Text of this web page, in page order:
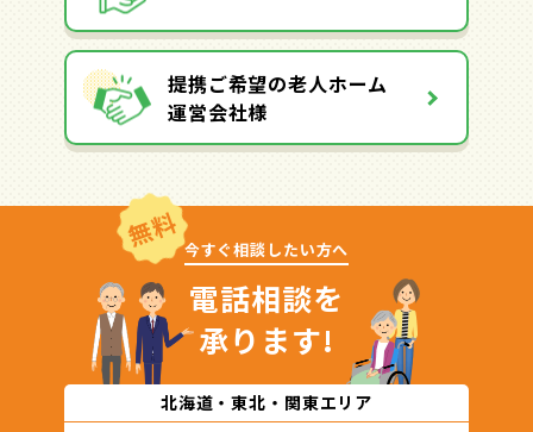
提携ご希望の老人ホーム
運営会社様
無料 今すぐ相談したい方へ
電話相談を
承ります!
北海道・東北・関東エリア